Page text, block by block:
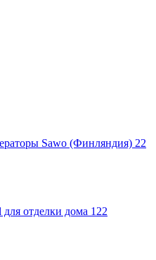
Sawo (Финляндия) 22
отделки дома 122